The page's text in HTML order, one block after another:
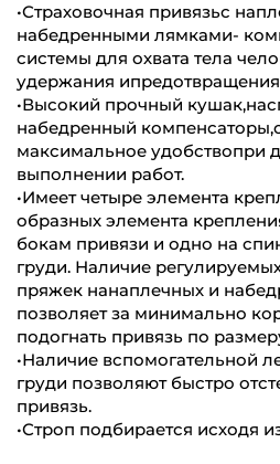
•Страховочная привязьс
набедренными лямками-
системы для охвата тела
удержания
•Высокий прочный
набедренный
максимальное удобствопри
выполнении работ.
•Имеет четыре элемента
образных элемента
бокам привязи и одно на
груди. Наличие
пряжек нанаплечных и
позволяет за минимально
подогнать привязь по
•Наличие вспомогательной
груди позволяют быстро
привязь.
•Строп подбирается исходя